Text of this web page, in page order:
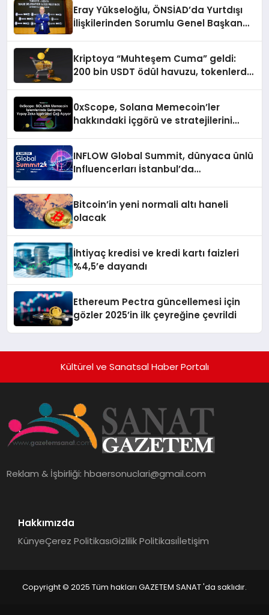
Eray Yükseloğlu, ÖNSİAD’da Yurtdışı
İlişkilerinden Sorumlu Genel Başkan
Kriptoya “Muhteşem Cuma” geldi:
200 bin USDT ödül havuzu, tokenlerde
0xScope, Solana Memecoin’ler
hakkındaki içgörü ve stratejilerini
INFLOW Global Summit, dünyaca ünlü
Influencerları İstanbul’da
Bitcoin’in yeni normali altı haneli
olacak
İhtiyaç kredisi ve kredi kartı faizleri
%4,5’e dayandı
Ethereum Pectra güncellemesi için
gözler 2025’in ilk çeyreğine çevrildi
Kültürel ve Sanatsal Haber Portalı
Reklam & İşbirliği:hbaersonuclari@gmail.com
Hakkımızda
KünyeÇerez PolitikasıGizlilik Politikasıİletişim
Copyright © 2025 Tüm hakları GAZETEM SANAT 'da saklıdır.